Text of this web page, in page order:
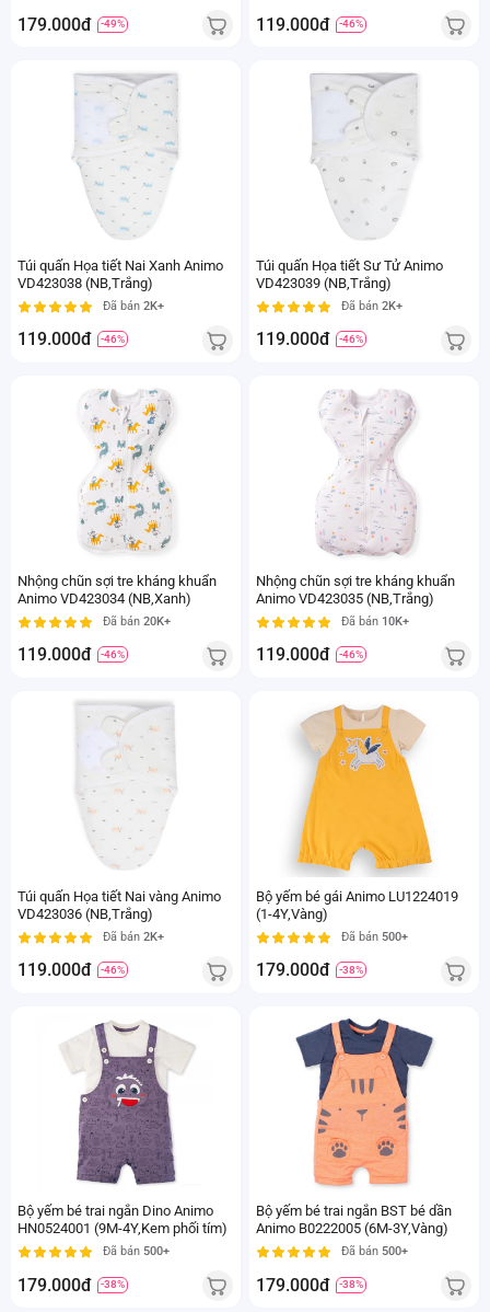
179.000đ -49% 119.000đ -46%
Túi quấn Họa tiết Nai Xanh Animo
VD423038 (NB,Trắng)
Đã bán 2K+
119.000đ -46%
Túi quấn Họa tiết Sư Tử Animo
VD423039 (NB,Trắng)
Đã bán 2K+
119.000đ -46%
Nhộng chũn sợi tre kháng khuẩn
Animo VD423034 (NB,Xanh)
Đã bán 20K+
119.000đ -46%
Nhộng chũn sợi tre kháng khuẩn
Animo VD423035 (NB,Trắng)
Đã bán 10K+
119.000đ -46%
Túi quấn Họa tiết Nai vàng Animo
VD423036 (NB,Trắng)
Đã bán 2K+
119.000đ -46%
Bộ yếm bé gái Animo LU1224019
(1-4Y,Vàng)
Đã bán 500+
179.000đ -38%
Bộ yếm bé trai ngắn Dino Animo
HN0524001 (9M-4Y,Kem phối tím)
Đã bán 500+
179.000đ -38%
Bộ yếm bé trai ngắn BST bé dần
Animo B0222005 (6M-3Y,Vàng)
Đã bán 500+
179.000đ -38%